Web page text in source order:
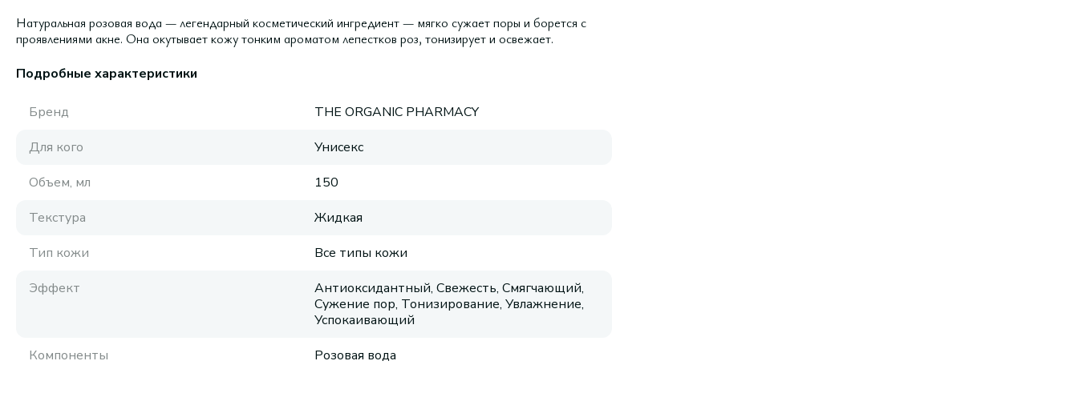
Натуральная розовая вода — легендарный косметический ингредиент — мягко сужает поры и борется с
проявлениями акне. Она окутывает кожу тонким ароматом лепестков роз, тонизирует и освежает.
Подробные характеристики
Бренд
THE ORGANIC PHARMACY
Для кого
Унисекс
Объем, мл
150
Текстура
Жидкая
Тип кожи
Все типы кожи
Эффект
Антиоксидантный, Свежесть, Смягчающий,
Сужение пор, Тонизирование, Увлажнение,
Успокаивающий
Компоненты
Розовая вода